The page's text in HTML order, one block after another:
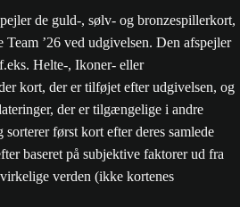
de guld-, sølv- og bronzespillerkort,
’26 ved udgivelsen. Den afspejler
Helte-, Ikoner- eller
kort, der er tilføjet efter udgivelsen, og
der er tilgængelige i andre
først kort efter deres samlede
baseret på subjektive faktorer ud fra
verden (ikke kortenes